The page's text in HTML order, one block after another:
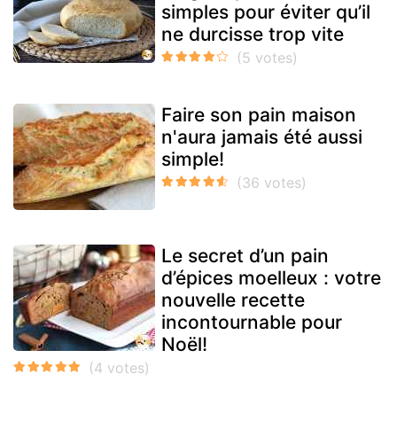
simples pour éviter qu’il
ne durcisse trop vite
Faire son pain maison
n'aura jamais été aussi
simple!
Le secret d’un pain
d’épices moelleux : votre
nouvelle recette
incontournable pour
Noël!